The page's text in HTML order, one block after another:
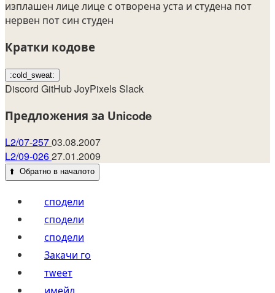
изплашен лицелице с отворена уста и студена пот
нервен пот син студен
Кратки кодове
:cold_sweat:
Discord GitHubJoyPixelsSlack
Предложения за Unicode
L2/07-25703.08.2007
L2/09-02627.01.2009
⬆️ Обратно в началото
сподели
сподели
сподели
Закачи го
тwеет